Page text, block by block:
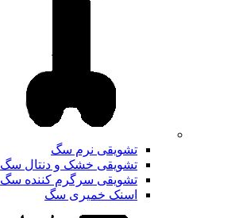
تشویقی نرم سگ
تشویقی خشک و دنتال سگ
تشویقی سرگرم کننده سگ
اسنک خمیری سگ